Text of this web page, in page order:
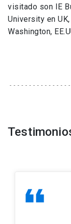
visitado son IE
University en
Washington,
format_quote